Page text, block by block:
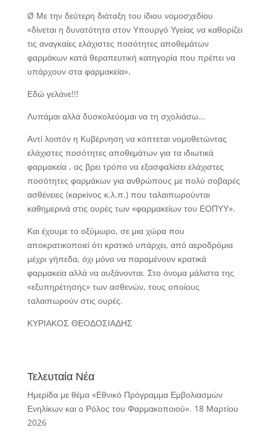
Ø Με την δεύτερη διάταξη του ίδιου νομοσχεδίου
«δίνεται η δυνατότητα στον Υπουργό Υγείας να καθορίζει
τις αναγκαίες ελάχιστες ποσότητες αποθεμάτων
φαρμάκων κατά θεραπευτική κατηγορία που πρέπει να
υπάρχουν στα φαρμακεία».
Εδώ γελάνε!!!
Λυπάμαι αλλά δυσκολεύομαι να τη σχολιάσω…
Αντί λοιπόν η Κυβέρνηση να κόπτεται νομοθετώντας
ελάχιστες ποσότητες αποθεμάτων για τα ιδιωτικά
φαρμακεία , ας βρει τρόπο να εξασφαλίσει ελάχιστες
ποσότητες φαρμάκων για ανθρώπους με πολύ σοβαρές
ασθένειες (καρκίνος κ.λ.π.) που ταλαιπωρούνται
καθημερινά στις ουρές των «φαρμακείων του ΕΟΠΥΥ».
Και έχουμε το οξύμωρο, σε μια χώρα που
αποκρατικοποιεί ότι κρατικό υπάρχει, από αεροδρόμια
μέχρι γήπεδα, όχι μόνο να παραμένουν κρατικά
φαρμακεία αλλά να αυξάνονται. Στο όνομα μάλιστα της
«εξυπηρέτησης» των ασθενών, τους οποίους
ταλαιπωρούν στις ουρές.
ΚΥΡΙΑΚΟΣ ΘΕΟΔΟΣΙΑΔΗΣ
Τελευταία Νέα
Ημερίδα με θέμα «Εθνικό Πρόγραμμα Εμβολιασμών
Ενηλίκων και ο Ρόλος του Φαρμακοποιού». 18 Μαρτίου
2026